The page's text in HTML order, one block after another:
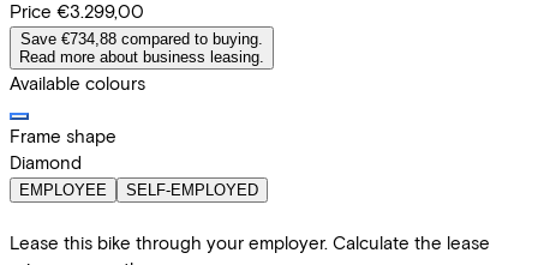
Price €3.299,00
Save €734,88 compared to buying.
Read more about business leasing.
Available colours
Frame shape
Diamond
EMPLOYEE SELF-EMPLOYED
Lease this bike through your employer. Calculate the lease